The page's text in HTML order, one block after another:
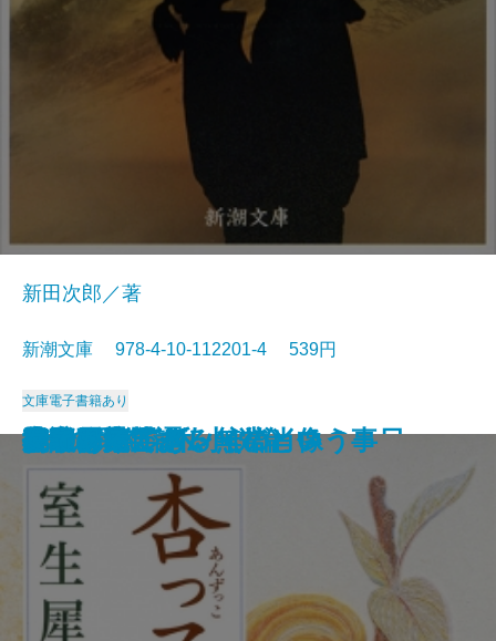
沈める滝
氷壁
総会屋錦城
夜と霧の隅で
虹いくたび
われらの時代
赤い影法師
イワン・デニーソヴィチの一日
リルケ詩集
縦走路
新田次郎／著
新潮文庫 978-4-10-112201-4 539円
文庫電子書籍あり
杏っ子
ドリアン・グレイの肖像
Xへの手紙・私小説論
挽歌
吾輩は猫である
作家の顔
花のれん
小説日本芸譚
モオツァルト・無常という事
女であること